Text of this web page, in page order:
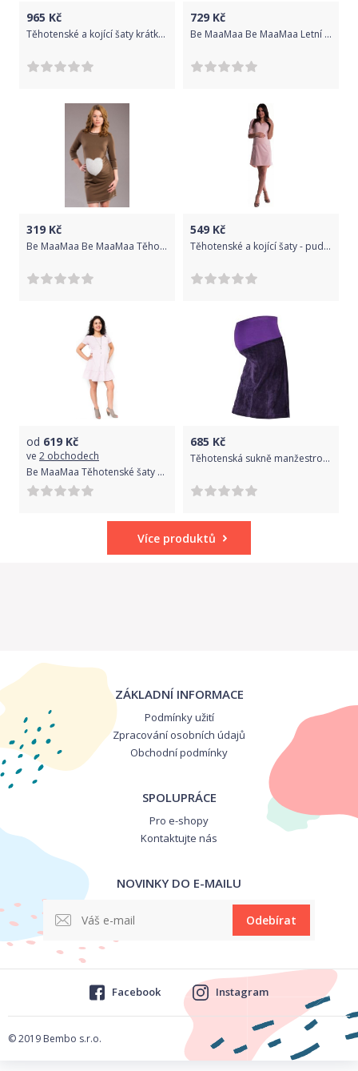
965 Kč
Těhotenské a kojící šaty krátký rukáv - HLADKÉ pudrové - BeMaaMaa velikost S/M
729 Kč
Be MaaMaa Be MaaMaa Letní těhotenské a kojící šaty Darla - tm.růžové
319 Kč
Be MaaMaa Be MaaMaa Těhotenské šaty, tunika SRDCE - cappuccino, hnědá
549 Kč
Těhotenské a kojící šaty - pudrově růžové, Velikosti těh. moda S (36)
od 619 Kč
ve 2 obchodech
Be MaaMaa Těhotenské šaty Adela - světle růžová
685 Kč
Těhotenská sukně manžestrová - MALO fialová velikost XXXL
Více produktů
ZÁKLADNÍ INFORMACE
Podmínky užití
Zpracování osobních údajů
Obchodní podmínky
SPOLUPRÁCE
Pro e-shopy
Kontaktujte nás
NOVINKY DO E-MAILU
Odebírat
© 2019 Bembo s.r.o.
Facebook Instagram